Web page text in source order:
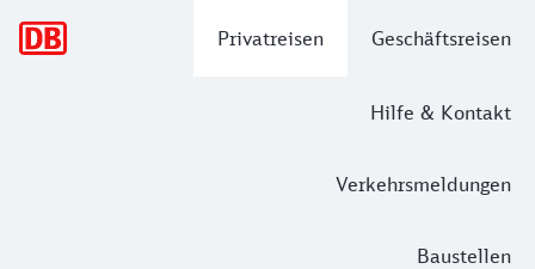
Privatreisen Geschäftsreisen
Hilfe & Kontakt
Verkehrsmeldungen
Baustellen